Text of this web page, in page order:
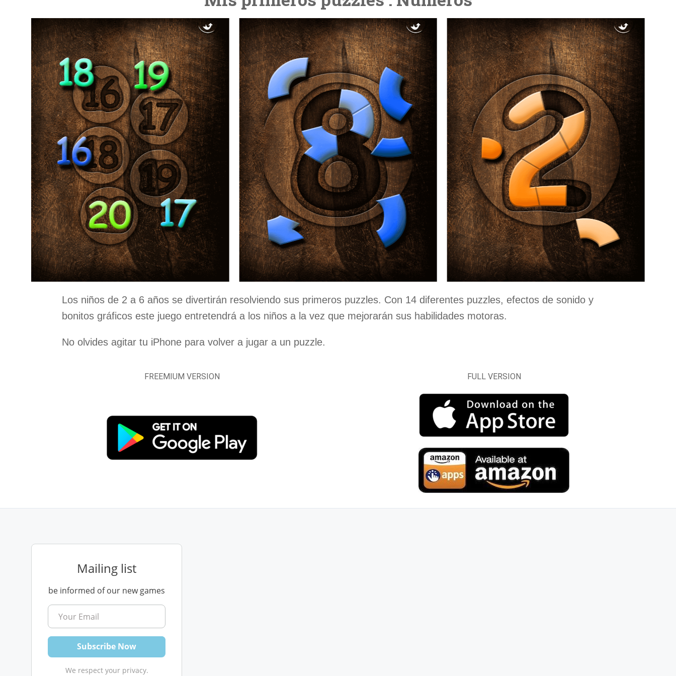
Los niños de 2 a 6 años se divertirán resolviendo sus primeros puzzles. Con 14 diferentes puzzles, efectos de sonido y
bonitos gráficos este juego entretendrá a los niños a la vez que mejorarán sus habilidades motoras.
No olvides agitar tu iPhone para volver a jugar a un puzzle.
FREEMIUM VERSION FULL VERSION
Mailing list
be informed of our new games
We respect your privacy.